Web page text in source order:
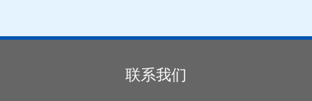
是先确认破损位置的状
面进叉木托盘的原材料状
态做初步核验。如果木材
品的完好度。针对这一需
求，钢带包边免熏蒸木箱
包装木箱在武汉出口市场
的渗透率已超过38%，远
联系我们